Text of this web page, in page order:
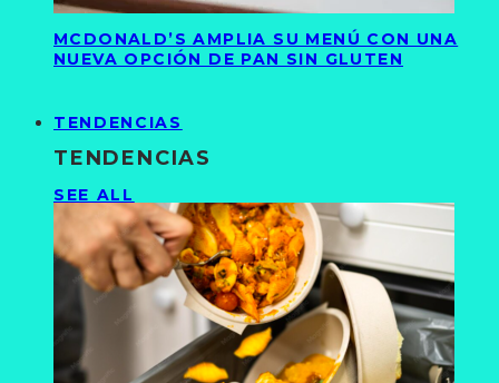
MCDONALD’S AMPLIA SU MENÚ CON UNA
NUEVA OPCIÓN DE PAN SIN GLUTEN
TENDENCIAS
TENDENCIAS
SEE ALL